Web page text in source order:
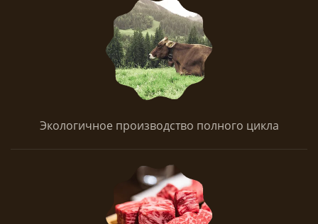
Экологичное производство полного цикла